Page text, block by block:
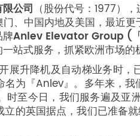
公司 （股份代号：1977）
、中国内地及美国，最近
牌Anlev Elevator Group (
站式服务，抓紧欧洲市场的
展升降机及自动梯业务时
为『Anlev』。多年来，我
至今日，我们服务遍及亚
的英国据点，我们已准备